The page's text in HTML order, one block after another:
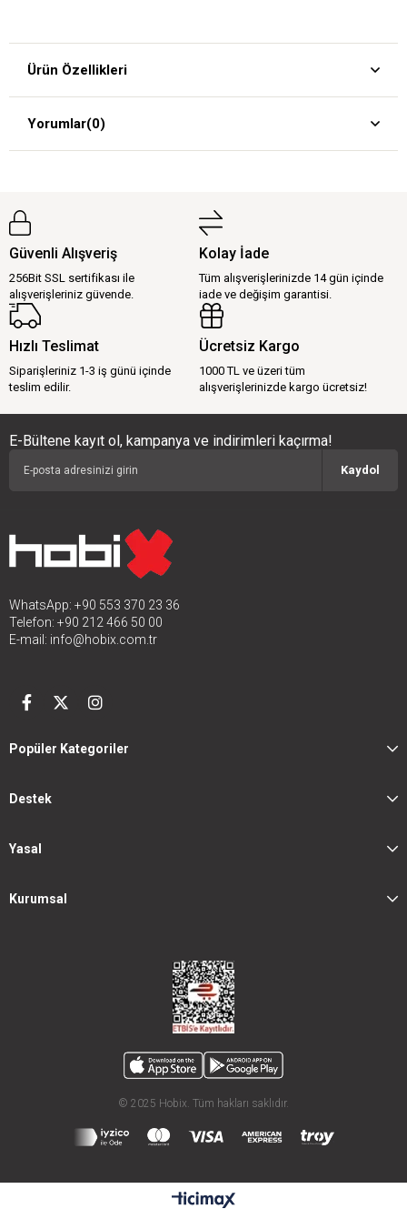
Ürün Özellikleri
Yorumlar(0)
Güvenli Alışveriş
256Bit SSL sertifikası ile
alışverişleriniz güvende.
Kolay İade
Tüm alışverişlerinizde 14 gün içinde
iade ve değişim garantisi.
Hızlı Teslimat
Siparişleriniz 1-3 iş günü içinde
teslim edilir.
Ücretsiz Kargo
1000 TL ve üzeri tüm
alışverişlerinizde kargo ücretsiz!
E-Bültene kayıt ol, kampanya ve indirimleri kaçırma!
Kaydol
WhatsApp: +90 553 370 23 36
Telefon: +90 212 466 50 00
E-mail: info@hobix.com.tr
Popüler Kategoriler
Destek
Yasal
Kurumsal
© 2025 Hobix. Tüm hakları saklıdır.